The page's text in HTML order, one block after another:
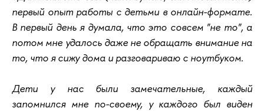
первый опыт работы с детьми в онлайн-формате.
В первый день я думала, что это совсем "не то", а
потом мне удалось даже не обращать внимание на
то, что я сижу дома и разговариваю с ноутбуком.
Дети у нас были замечательные, каждый
запомнился мне по-своему, у каждого был виден